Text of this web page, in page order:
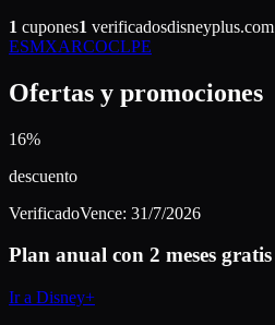
1 cupones1 verificadosdisneyplus.com
ESMXARCOCLPE
Ofertas y promociones
16%
descuento
VerificadoVence: 31/7/2026
Plan anual con 2 meses gratis
Ir a Disney+